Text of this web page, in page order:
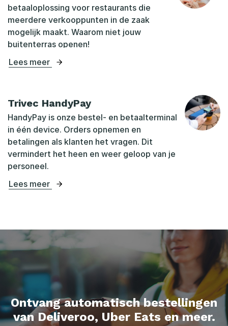
betaaloplossing voor restaurants die
meerdere verkooppunten in de zaak
mogelijk maakt. Waarom niet jouw
buitenterras openen!
Lees meer
Trivec HandyPay
HandyPay is onze bestel- en betaalterminal
in één device. Orders opnemen en
betalingen als klanten het vragen. Dit
vermindert het heen en weer geloop van je
personeel.
Lees meer
Ontvang automatisch bestellingen
van Deliveroo, Uber Eats en meer.